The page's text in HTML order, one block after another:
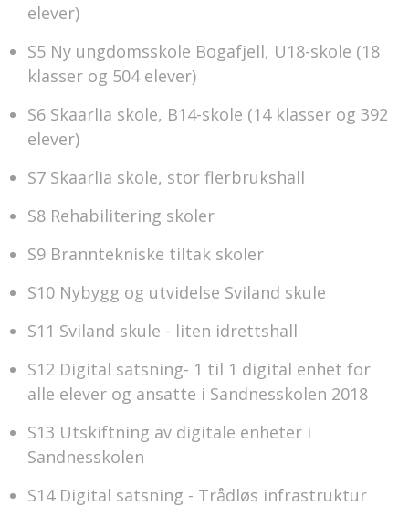
elever)
S5 Ny ungdomsskole Bogafjell, U18-skole (18
klasser og 504 elever)
S6 Skaarlia skole, B14-skole (14 klasser og 392
elever)
S7 Skaarlia skole, stor flerbrukshall
S8 Rehabilitering skoler
S9 Branntekniske tiltak skoler
S10 Nybygg og utvidelse Sviland skule
S11 Sviland skule - liten idrettshall
S12 Digital satsning- 1 til 1 digital enhet for
alle elever og ansatte i Sandnesskolen 2018
S13 Utskiftning av digitale enheter i
Sandnesskolen
S14 Digital satsning - Trådløs infrastruktur